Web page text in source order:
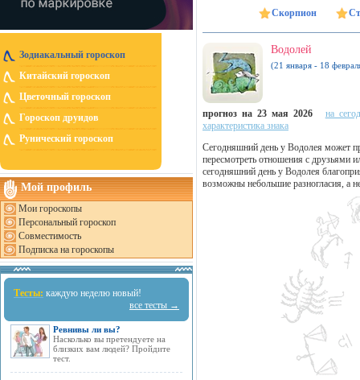
Зодиакальный гороскоп
Китайский гороскоп
Цветочный гороскоп
Гороскоп друидов
Рунический гороскоп
Мой профиль
Мои гороскопы
Персональный гороскоп
Совместимость
Подписка на гороскопы
Тесты: каждую неделю новый!
все тесты →
Ревнивы ли вы?
Насколько вы претендуете на
близких вам людей? Пройдите
тест.
Скорпион
Водолей
(21 января - 18
прогноз на 23 мая 2026
на
характеристика знака
Сегодняшний день у Водолея может
пересмотреть отношения с друзьями
сегодняшний день у Водолея
возможны небольшие разногласия, а